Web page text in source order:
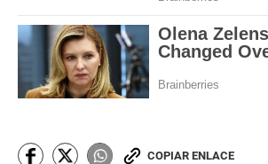
COPIAR ENLACE